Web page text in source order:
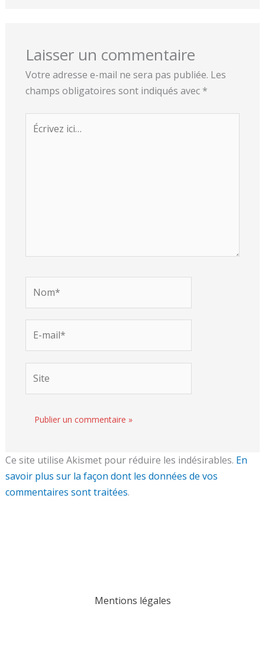
Laisser un commentaire
Votre adresse e-mail ne sera pas publiée. Les
champs obligatoires sont indiqués avec *
Écrivez
ici…
mail*
Ce site utilise Akismet pour réduire les indésirables. En
savoir plus sur la façon dont les données de vos
commentaires sont traitées.
Mentions légales